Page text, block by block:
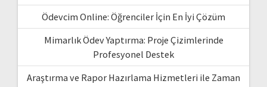
Ödevcim Online: Öğrenciler İçin En İyi Çözüm
Mimarlık Ödev Yaptırma: Proje Çizimlerinde
Profesyonel Destek
Araştırma ve Rapor Hazırlama Hizmetleri ile Zaman